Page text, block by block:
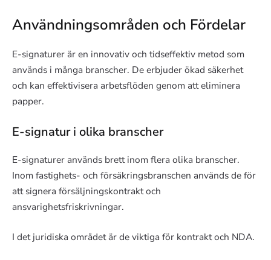
Användningsområden och Fördelar
E-signaturer är en innovativ och tidseffektiv metod som
används i många branscher. De erbjuder ökad säkerhet
och kan effektivisera arbetsflöden genom att eliminera
papper.
E-signatur i olika branscher
E-signaturer används brett inom flera olika branscher.
Inom fastighets- och försäkringsbranschen används de för
att signera försäljningskontrakt och
ansvarighetsfriskrivningar.
I det juridiska området är de viktiga för kontrakt och NDA.